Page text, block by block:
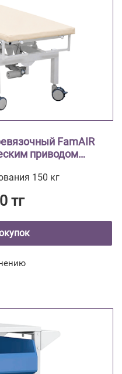
FamAIR
150 кг
тг